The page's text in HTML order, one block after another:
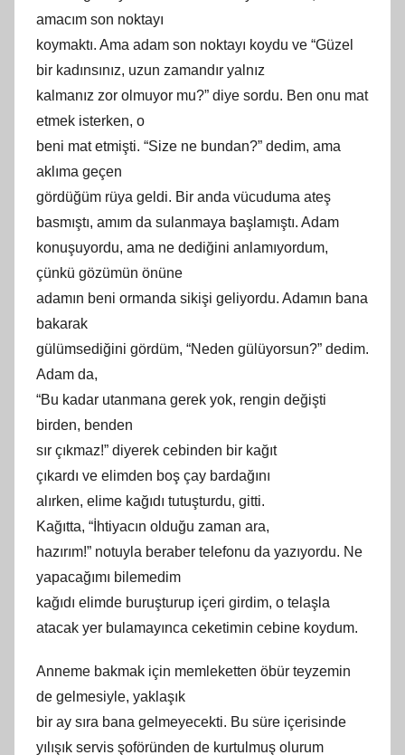
amacım son noktayı
koymaktı. Ama adam son noktayı koydu ve “Güzel
bir kadınsınız, uzun zamandır yalnız
kalmanız zor olmuyor mu?” diye sordu. Ben onu mat
etmek isterken, o
beni mat etmişti. “Size ne bundan?” dedim, ama
aklıma geçen
gördüğüm rüya geldi. Bir anda vücuduma ateş
basmıştı, amım da sulanmaya başlamıştı. Adam
konuşuyordu, ama ne dediğini anlamıyordum,
çünkü gözümün önüne
adamın beni ormanda sikişi geliyordu. Adamın bana
bakarak
gülümsediğini gördüm, “Neden gülüyorsun?” dedim.
Adam da,
“Bu kadar utanmana gerek yok, rengin değişti
birden, benden
sır çıkmaz!” diyerek cebinden bir kağıt
çıkardı ve elimden boş çay bardağını
alırken, elime kağıdı tutuşturdu, gitti.
Kağıtta, “İhtiyacın olduğu zaman ara,
hazırım!” notuyla beraber telefonu da yazıyordu. Ne
yapacağımı bilemedim
kağıdı elimde buruşturup içeri girdim, o telaşla
atacak yer bulamayınca ceketimin cebine koydum.
Anneme bakmak için memleketten öbür teyzemin
de gelmesiyle, yaklaşık
bir ay sıra bana gelmeyecekti. Bu süre içerisinde
yılışık servis şoföründen de kurtulmuş olurum